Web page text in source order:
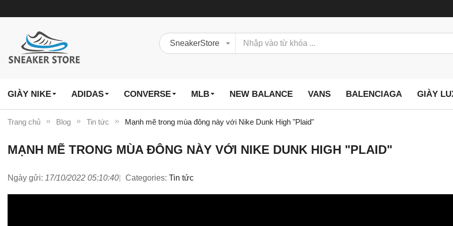
GIÀY NIKE ADIDAS CONVERSE MLB NEW BALANCE VANS BALENCIAGA GIÀY
Trang chủ Blog Tin tức Mạnh mẽ trong mùa đông này với Nike Dunk High "Plaid"
MẠNH MẼ TRONG MÙA ĐÔNG NÀY VỚI NIKE DUNK HIGH "PLAID"
Ngày gửi: 17/10/2022 05:10:40 Categories: Tin tức